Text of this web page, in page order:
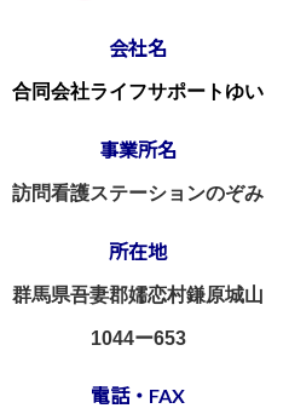
会社名
合同会社ライフサポートゆい
事業所名
訪問看護ステーションのぞみ
所在地
群馬県吾妻郡嬬恋村鎌原城山
1044ー653
電話・FAX